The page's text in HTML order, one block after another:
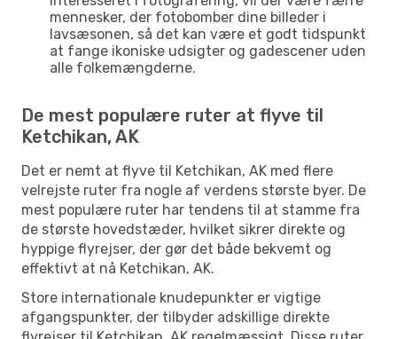
mennesker, der fotobomber dine billeder i
lavsæsonen, så det kan være et godt tidspunkt
at fange ikoniske udsigter og gadescener uden
alle folkemængderne.
De mest populære ruter at flyve til
Ketchikan, AK
Det er nemt at flyve til Ketchikan, AK med flere
velrejste ruter fra nogle af verdens største byer. De
mest populære ruter har tendens til at stamme fra
de største hovedstæder, hvilket sikrer direkte og
hyppige flyrejser, der gør det både bekvemt og
effektivt at nå Ketchikan, AK.
Store internationale knudepunkter er vigtige
afgangspunkter, der tilbyder adskillige direkte